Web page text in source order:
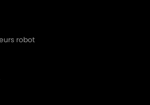
robot